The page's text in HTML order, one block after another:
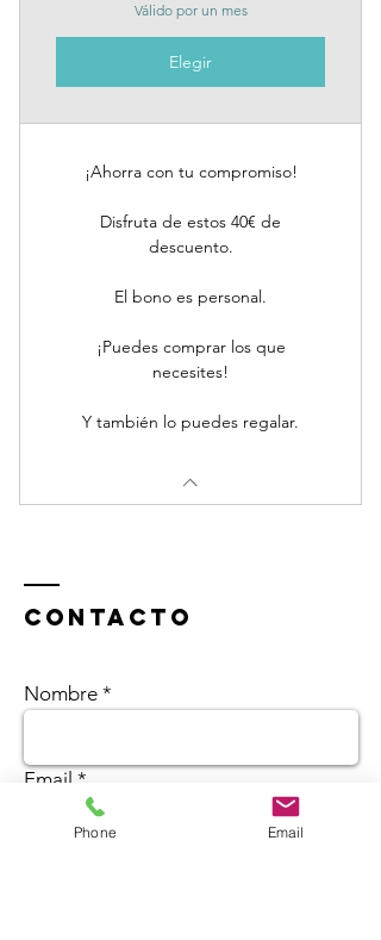
Válido por un mes
Elegir
¡Ahorra con tu compromiso!
Disfruta de estos 40€ de
descuento.
El bono es personal.
¡Puedes comprar los que
necesites!
Y también lo puedes regalar.
Contacto
Nombre
Email
Phone Email